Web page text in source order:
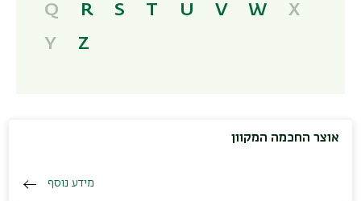
Q
R S T U V W
X
Y
Z
אוצר החכמה המקוון
מידע נוסף